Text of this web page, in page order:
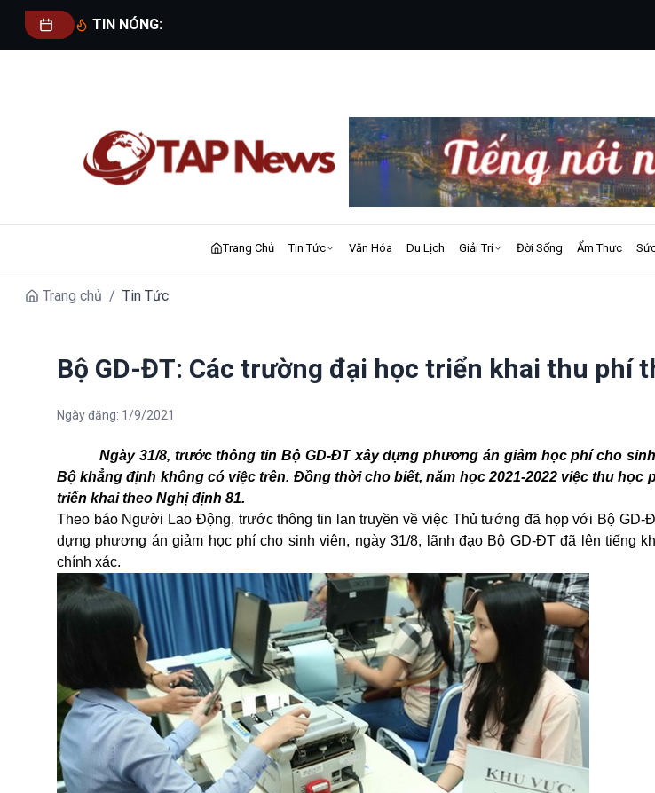
TIN NÓNG:
Trang Chủ Tin Tức Văn Hóa Du Lịch Giải Trí Đời Sống Ẩm Thực
Trang chủ / Tin Tức
Bộ GD-ĐT: Các trường đại học triển khai thu phí
Ngày đăng: 1/9/2021
Ngày 31/8, trước thông tin Bộ GD-ĐT xây dựng phương án giảm học phí cho
Bộ khẳng định không có việc trên. Đồng thời cho biết, năm học 2021-2022 việc thu
triển khai theo Nghị định 81.
Theo báo Người Lao Động, trước thông tin lan truyền về việc Thủ tướng đã họp với Bộ GD-
dựng phương án giảm học phí cho sinh viên, ngày 31/8, lãnh đạo Bộ GD-ĐT đã lên tiếng
chính xác.